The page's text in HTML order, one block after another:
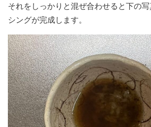
それをしっかりと混ぜ合わせると下の
シングが完成します。